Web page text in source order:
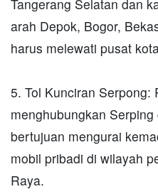
Tangerang Selatan dan
arah Depok, Bogor,
harus melewati pusat
5. Tol Kunciran Serpong:
menghubungkan
bertujuan mengurai
mobil pribadi di wilayah
Raya.